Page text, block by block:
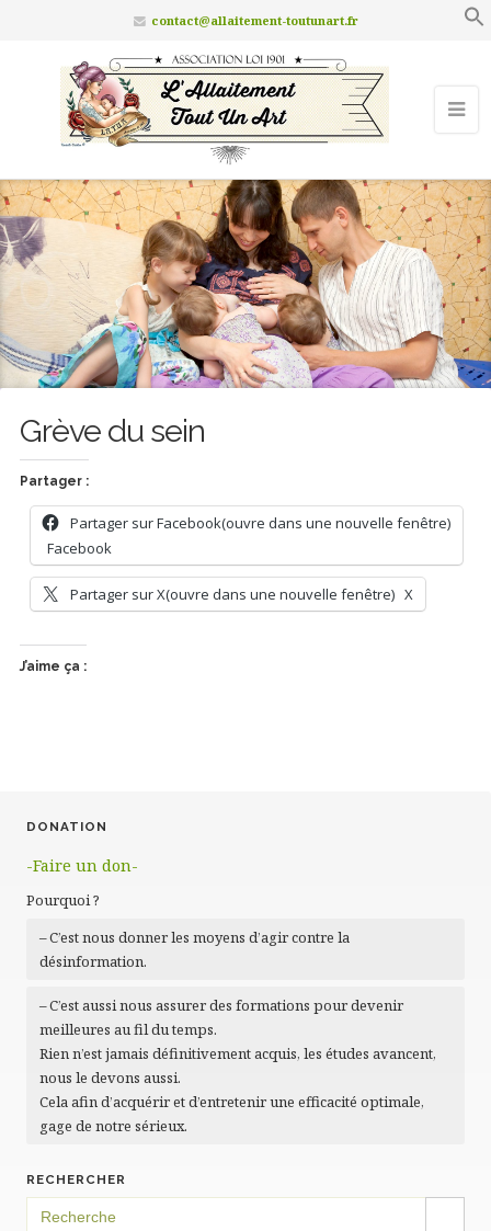
contact@allaitement-toutunart.fr
Grève du sein
Partager :
Partager sur Facebook(ouvre dans une nouvelle fenêtre)
Facebook
Partager sur X(ouvre dans une nouvelle fenêtre) X
J’aime ça :
DONATION
-Faire un don-
Pourquoi ?
– C’est nous donner les moyens d’agir contre la
désinformation.
– C’est aussi nous assurer des formations pour devenir
meilleures au fil du temps.
Rien n’est jamais définitivement acquis, les études avancent,
nous le devons aussi.
Cela afin d’acquérir et d’entretenir une efficacité optimale,
gage de notre sérieux.
RECHERCHER
Search
for:
SEARCH BUTTON